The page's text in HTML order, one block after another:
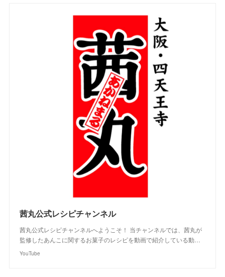
茜丸公式レシピチャンネル
茜丸公式レシピチャンネルへようこそ！ 当チャンネルでは、茜丸が
監修したあんこに関するお菓子のレシピを動画で紹介している動…
YouTube